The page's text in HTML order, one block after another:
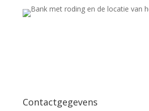
Contactgegevens